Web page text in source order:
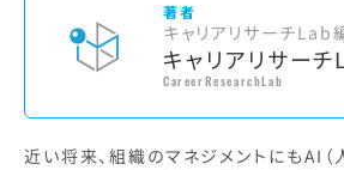
著者
キャリアリサーチLab
キャリアリサー
CareerResearchLab
近い将来、組織のマネジメントにもAI